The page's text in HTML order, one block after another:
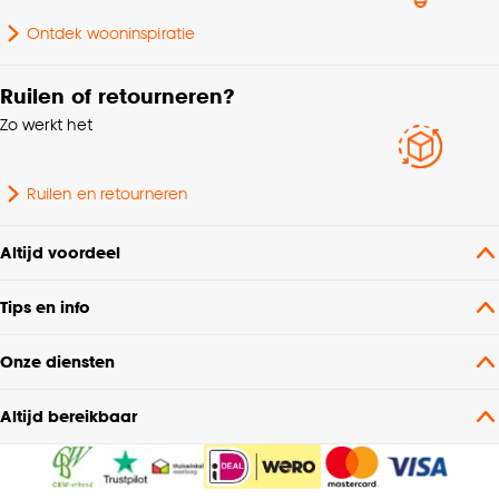
Ontdek wooninspiratie
Ruilen of retourneren?
Zo werkt het
Ruilen en retourneren
Altijd voordeel
Tips en info
Onze diensten
Altijd bereikbaar